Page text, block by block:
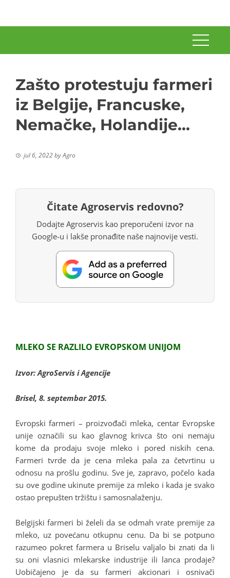
Zašto protestuju farmeri
iz Belgije, Francuske,
Nemačke, Holandije…
jul 6, 2022byAgro
Čitate Agroservis redovno?
Dodajte Agroservis kao preporučeni izvor na
Google-u i lakše pronađite naše najnovije vesti.
MLEKO SE RAZLILO EVROPSKOM UNIJOM
Izvor: AgroServis i Agencije
Brisel, 8. septembar 2015.
Evropski farmeri – proizvođači mleka, centar Evropske
unije označili su kao glavnog krivca što oni nemaju
kome da prodaju svoje mleko i pored niskih cena.
Farmeri tvrde da je cena mleka pala za četvrtinu u
odnosu na prošlu godinu. Sve je, zapravo, počelo kada
su ove godine ukinute premije za mleko i kada je svako
ostao prepušten tržištu i samosnalaženju.
Belgijski farmeri bi želeli da se odmah vrate premije za
mleko, uz povećanu otkupnu cenu. Da bi se potpuno
razumeo pokret farmera u Briselu valjalo bi znati da li
su oni vlasnici mlekarske industrije ili lanca prodaje?
Uobičajeno je da su farmeri akcionari i osnivači